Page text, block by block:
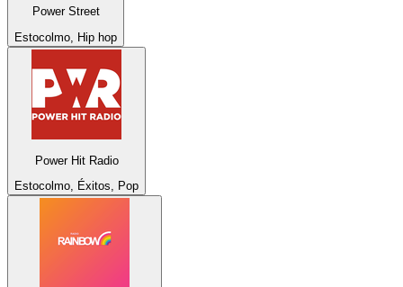
Power Street
Estocolmo, Hip hop
Power Hit Radio
Estocolmo, Éxitos, Pop